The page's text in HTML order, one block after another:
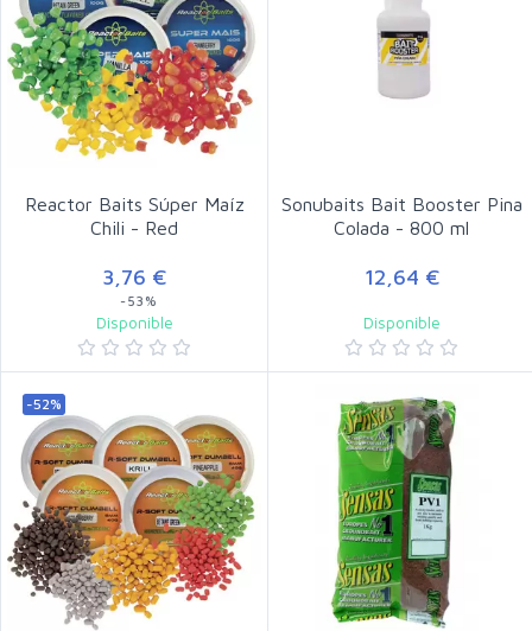
Reactor Baits Súper Maíz
Chili - Red
3,76 €
-53%
Disponible
Sonubaits Bait Booster Pina
Colada - 800 ml
12,64 €
Disponible
-52%